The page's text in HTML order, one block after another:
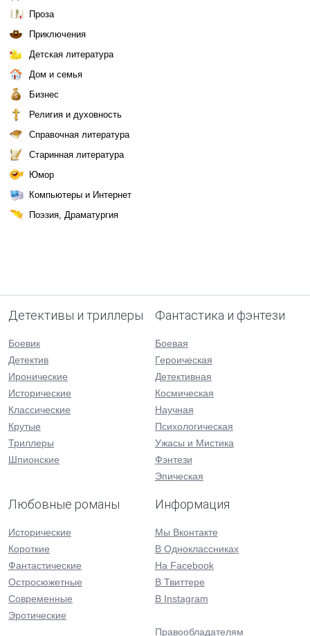
Проза
Приключения
Детская литература
Дом и семья
Бизнес
Религия и духовность
Справочная литература
Старинная литература
Юмор
Компьютеры и Интернет
Поэзия, Драматургия
Детективы и триллеры
Боевик
Детектив
Иронические
Исторические
Классические
Крутые
Триллеры
Шпионские
Фантастика и фэнтези
Боевая
Героическая
Детективная
Космическая
Научная
Психологическая
Ужасы и Мистика
Фэнтези
Эпическая
Любовные романы
Исторические
Короткие
Фантастические
Остросюжетные
Современные
Эротические
Информация
Мы Вконтакте
В Одноклассниках
На Facebook
В Твиттере
В Instagram
Правообладателям